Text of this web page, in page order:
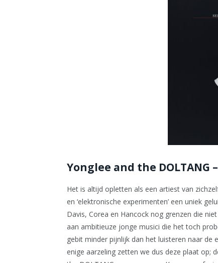
Yonglee and the DOLTANG
Het is altijd opletten als een artiest van
en ‘elektronische experimenten’ een uniek
Davis, Corea en Hancock nog grenzen die
aan ambitieuze jonge musici die het toch
gebit minder pijnlijk dan het luisteren naar
enige aarzeling zetten we dus deze plaat op;